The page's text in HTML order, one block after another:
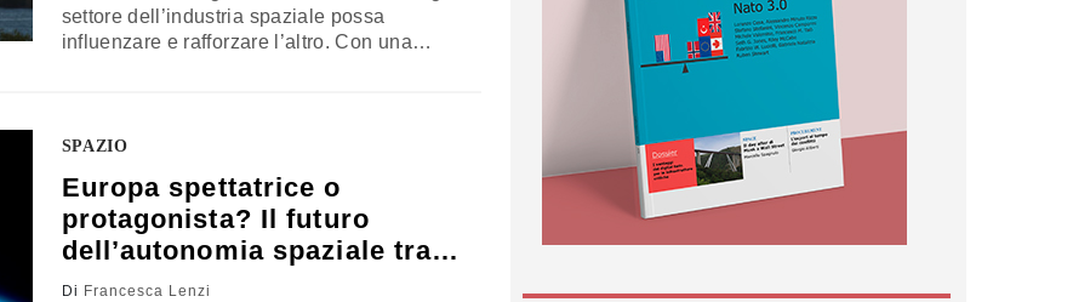
settore dell’industria spaziale possa
influenzare e rafforzare l’altro. Con una
posiziona al centro di un ecosistema
ridefinire il futuro dell’umanità tra Terra e
spazio
SPAZIO
Europa spettatrice o
protagonista? Il futuro
dell’autonomia spaziale tra
Cina, Russia e Usa
Di Francesca Lenzi